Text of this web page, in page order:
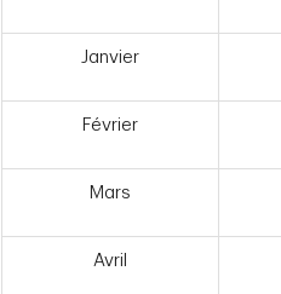
Janvier
Février
Mars
Avril